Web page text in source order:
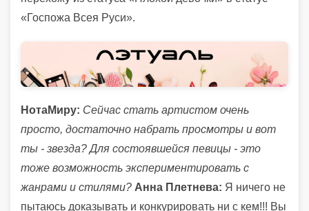
«Госпожа Всея Руси».
НотаМиру: Сейчас стать артистом очень
просто, достаточно набрать просмотры и вот
ты - звезда? Для состоявшейся певицы - это
тоже возможность экспериментировать с
жанрами и стилями? Анна Плетнева: Я ничего не
пытаюсь доказывать и конкурировать ни с кем!!! Вы